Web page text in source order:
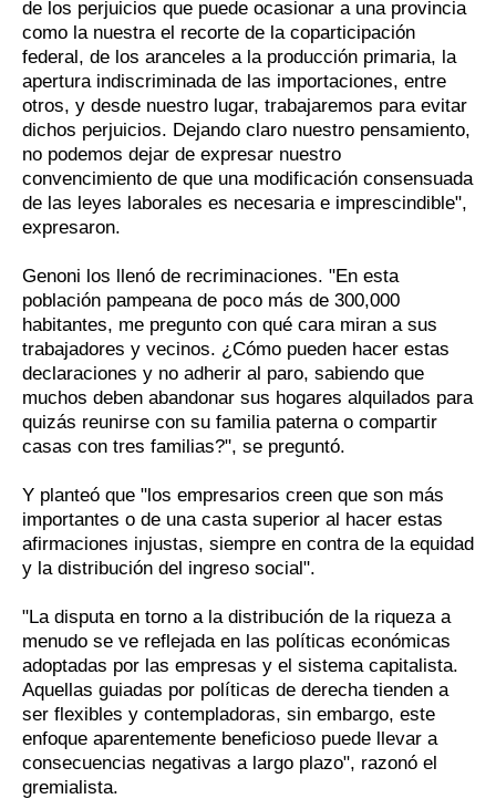
de los perjuicios que puede ocasionar a una provincia
como la nuestra el recorte de la coparticipación
federal, de los aranceles a la producción primaria, la
apertura indiscriminada de las importaciones, entre
otros, y desde nuestro lugar, trabajaremos para evitar
dichos perjuicios. Dejando claro nuestro pensamiento,
no podemos dejar de expresar nuestro
convencimiento de que una modificación consensuada
de las leyes laborales es necesaria e imprescindible",
expresaron.
Genoni los llenó de recriminaciones. "En esta
población pampeana de poco más de 300,000
habitantes, me pregunto con qué cara miran a sus
trabajadores y vecinos. ¿Cómo pueden hacer estas
declaraciones y no adherir al paro, sabiendo que
muchos deben abandonar sus hogares alquilados para
quizás reunirse con su familia paterna o compartir
casas con tres familias?", se preguntó.
Y planteó que "los empresarios creen que son más
importantes o de una casta superior al hacer estas
afirmaciones injustas, siempre en contra de la equidad
y la distribución del ingreso social".
"La disputa en torno a la distribución de la riqueza a
menudo se ve reflejada en las políticas económicas
adoptadas por las empresas y el sistema capitalista.
Aquellas guiadas por políticas de derecha tienden a
ser flexibles y contempladoras, sin embargo, este
enfoque aparentemente beneficioso puede llevar a
consecuencias negativas a largo plazo", razonó el
gremialista.